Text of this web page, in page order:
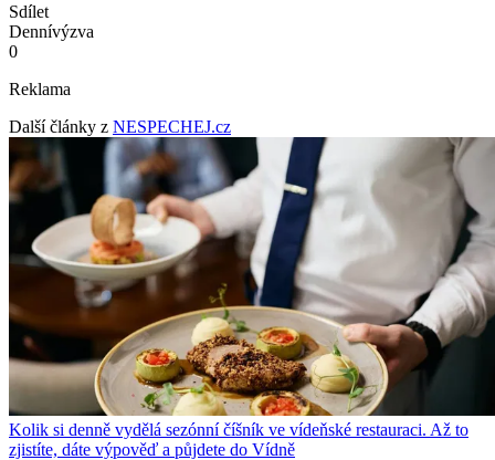
Sdílet
Dennívýzva
0
Reklama
Další články z NESPECHEJ.cz
Kolik si denně vydělá sezónní číšník ve vídeňské restauraci. Až to
zjistíte, dáte výpověď a půjdete do Vídně